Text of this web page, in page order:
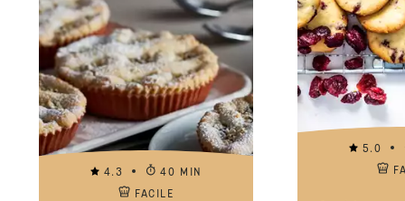
4.3
40 MIN
FACILE
5.0